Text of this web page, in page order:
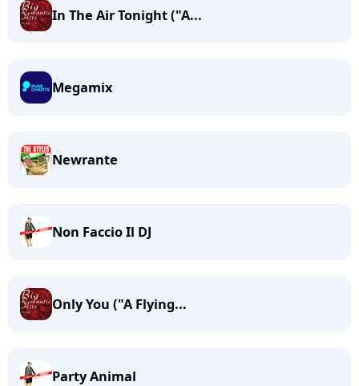
In The Air Tonight ("A...
Megamix
Newrante
Non Faccio Il DJ
Only You ("A Flying...
Party Animal